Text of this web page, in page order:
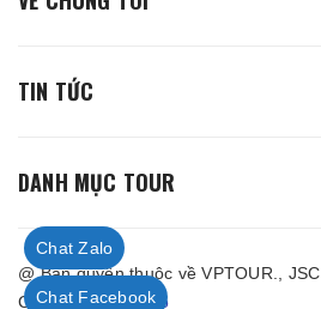
TIN TỨC
DANH MỤC TOUR
@ Bản quyền thuộc về VPTOUR., JSC
Cung cấp bởiSapo
Chat Zalo
Chat Facebook